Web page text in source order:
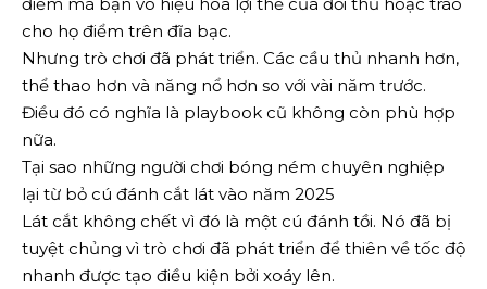
cho họ điểm trên đĩa bạc.
Nhưng trò chơi đã phát triển. Các cầu thủ nhanh hơn,
thể thao hơn và năng nổ hơn so với vài năm trước.
Điều đó có nghĩa là playbook cũ không còn phù hợp
nữa.
Tại sao những người chơi bóng ném chuyên nghiệp
lại từ bỏ cú đánh cắt lát vào năm 2025
Lát cắt không chết vì đó là một cú đánh tồi. Nó đã bị
tuyệt chủng vì trò chơi đã phát triển để thiên về tốc độ
nhanh được tạo điều kiện bởi xoáy lên.